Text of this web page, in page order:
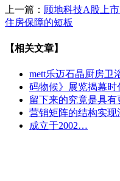
上一篇： 顾地科技A股上
住房保障的短板
【相关文章】
mett乐迈石晶厨房
码物候》展览揭幕
留下来的究竟是具
营销矩阵的结构实
成立于2002…